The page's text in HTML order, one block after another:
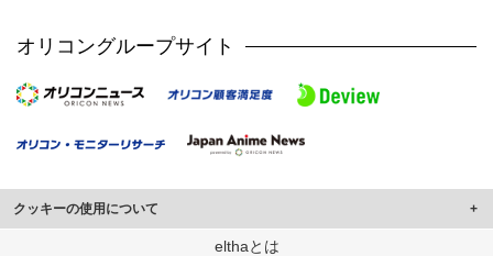
オリコングループサイト
クッキーの使用について
このサイトでは Cookie を使用して、ユーザーに合わせたコンテンツや広告の
elthaとは